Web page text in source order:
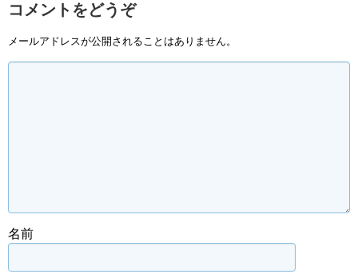
コメントをどうぞ
メールアドレスが公開されることはありません。
名前